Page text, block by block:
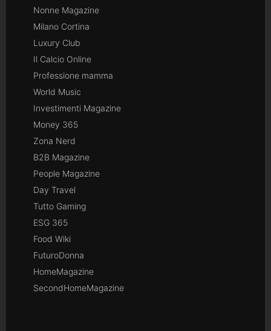
Nonne Magazine
Milano Cortina
Luxury Club
Il Calcio Online
Professione mamma
World Music
Investimenti Magazine
Money 365
Zona Nerd
B2B Magazine
People Magazine
Day Travel
Tutto Gaming
ESG 365
Food Wiki
FuturoDonna
HomeMagazine
SecondHomeMagazine